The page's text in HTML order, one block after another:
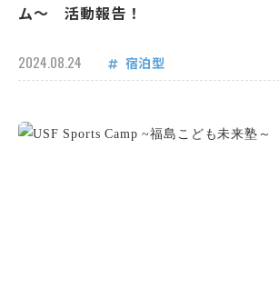
ム～ 活動報告！
2024.08.24 宿泊型